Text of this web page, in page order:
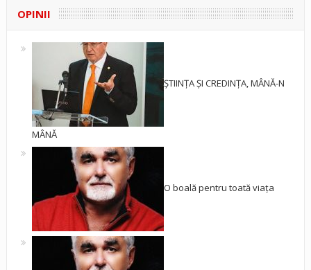
OPINII
ȘTIINȚA ȘI CREDINȚA, MÂNĂ-N
MÂNĂ
O boală pentru toată viața